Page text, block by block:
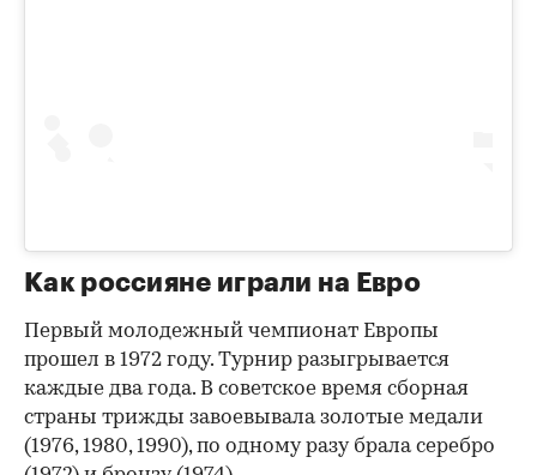
Как россияне играли на Евро
Первый молодежный чемпионат Европы
прошел в 1972 году. Турнир разыгрывается
каждые два года. В советское время сборная
страны трижды завоевывала золотые медали
(1976, 1980, 1990), по одному разу брала серебро